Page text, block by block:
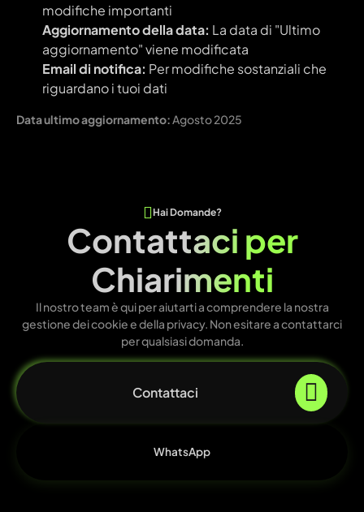
modifiche importanti
Aggiornamento della data: La data di "Ultimo
aggiornamento" viene modificata
Email di notifica: Per modifiche sostanziali che
riguardano i tuoi dati
Data ultimo aggiornamento:Agosto 2025
Hai Domande?
Contattaci per
Chiarimenti
Il nostro team è qui per aiutarti a comprendere la nostra
gestione dei cookie e della privacy. Non esitare a contattarci
per qualsiasi domanda.
Contattaci
WhatsApp